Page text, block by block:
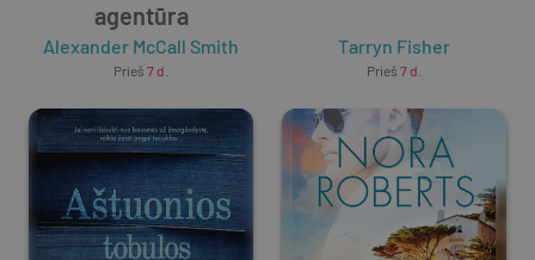
agentūra
Alexander McCall Smith
Prieš 7 d.
Tarryn Fisher
Prieš 7 d.